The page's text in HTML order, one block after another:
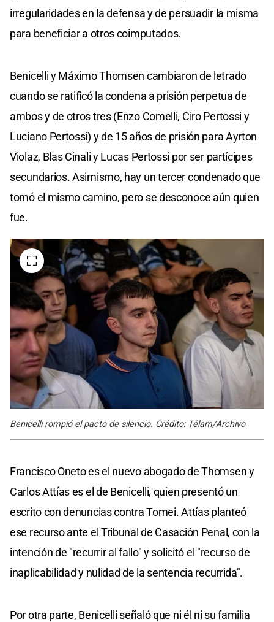
irregularidades en la defensa y de persuadir la misma
para beneficiar a otros coimputados.
Benicelli y Máximo Thomsen cambiaron de letrado
cuando se ratificó la condena a prisión perpetua de
ambos y de otros tres (Enzo Comelli, Ciro Pertossi y
Luciano Pertossi) y de 15 años de prisión para Ayrton
Violaz, Blas Cinali y Lucas Pertossi por ser partícipes
secundarios. Asimismo, hay un tercer condenado que
tomó el mismo camino, pero se desconoce aún quien
fue.
Benicelli rompió el pacto de silencio. Crédito: Télam/Archivo
Francisco Oneto es el nuevo abogado de Thomsen y
Carlos Attías es el de Benicelli, quien presentó un
escrito con denuncias contra Tomei. Attías planteó
ese recurso ante el Tribunal de Casación Penal, con la
intención de "recurrir al fallo" y solicitó el "recurso de
inaplicabilidad y nulidad de la sentencia recurrida".
Por otra parte, Benicelli señaló que ni él ni su familia